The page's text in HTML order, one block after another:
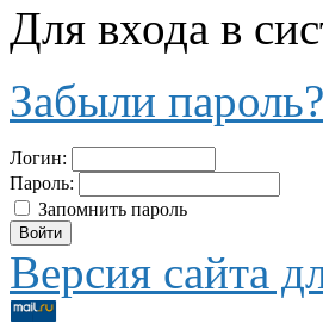
Для входа в
Забыли пароль?
Логин:
Пароль:
Запомнить пароль
Версия сайта